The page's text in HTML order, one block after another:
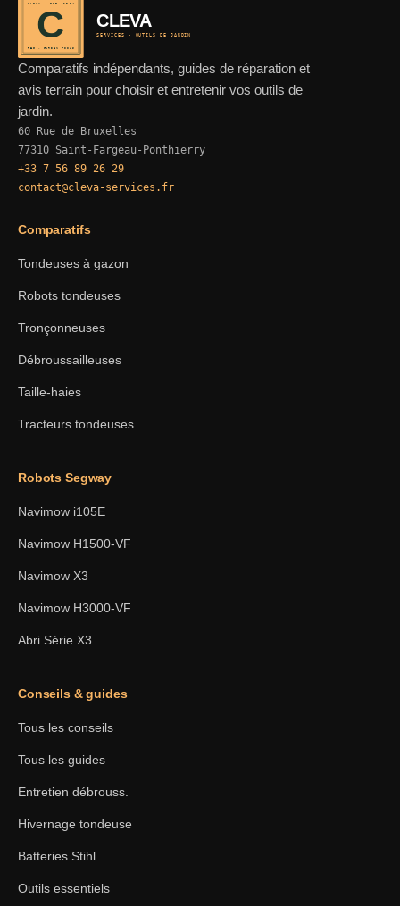
C
CLEVA · EST. 2024
REF · GARDEN TOOLS
CLEVA
SERVICES · OUTILS DE JARDIN
Comparatifs indépendants, guides de réparation et
avis terrain pour choisir et entretenir vos outils de
jardin.
60 Rue de Bruxelles
77310 Saint-Fargeau-Ponthierry
+33 7 56 89 26 29
contact@cleva-services.fr
Comparatifs
Tondeuses à gazon
Robots tondeuses
Tronçonneuses
Débroussailleuses
Taille-haies
Tracteurs tondeuses
Robots Segway
Navimow i105E
Navimow H1500-VF
Navimow X3
Navimow H3000-VF
Abri Série X3
Conseils & guides
Tous les conseils
Tous les guides
Entretien débrouss.
Hivernage tondeuse
Batteries Stihl
Outils essentiels